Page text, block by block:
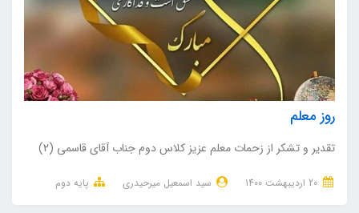
روز معلم
تقدیر و تشکر از زحمات معلم عزیز کلاس دوم جناب آقای قاسمی (2)
سید اسمعیل میرحیدری پایه دوم